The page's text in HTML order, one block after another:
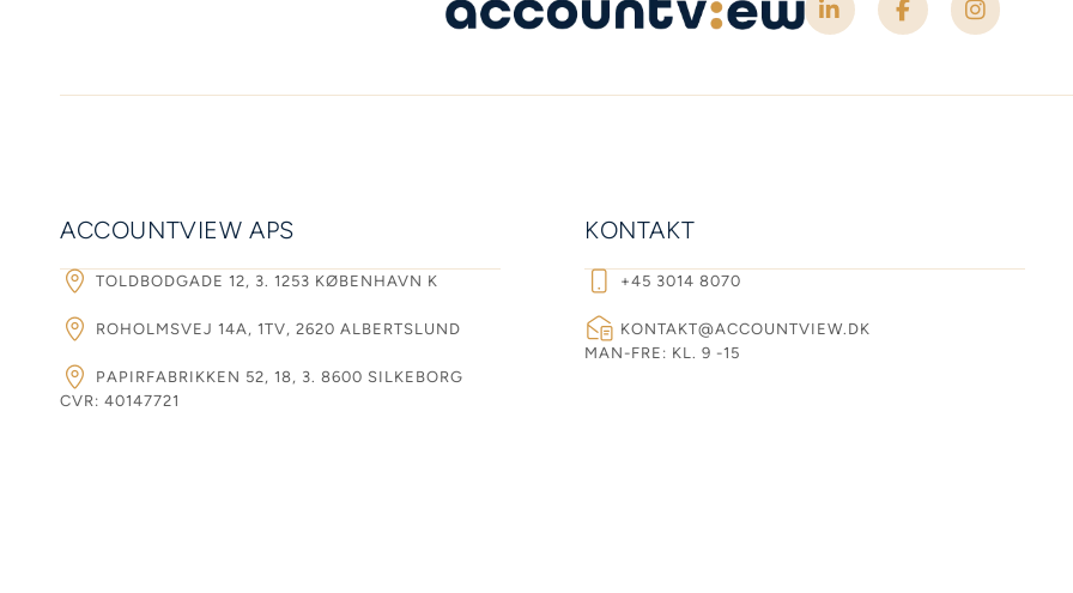
ACCOUNTVIEW APS
TOLDBODGADE 12, 3. 1253 KØBENHAVN K
ROHOLMSVEJ 14A, 1TV, 2620 ALBERTSLUND
PAPIRFABRIKKEN 52, 18, 3. 8600 SILKEBORG
CVR: 40147721
KONTAKT
+45 3014 8070
KONTAKT@ACCOUNTVIEW.DK
MAN-FRE: KL. 9 -15